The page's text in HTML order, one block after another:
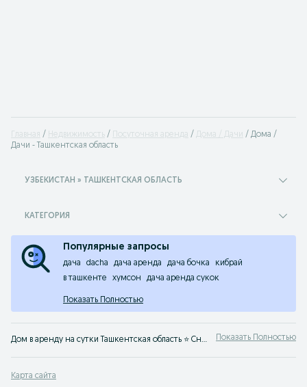
Главная Недвижимость Посуточная аренда Дома / Дачи
Дома /
Дачи - Ташкентская область
УЗБЕКИСТАН » ТАШКЕНТСКАЯ ОБЛАСТЬ
КАТЕГОРИЯ
Популярные запросы
дача dacha дача аренда дача бочка
кибрай
в ташкенте
хумсон дача аренда сукок
Показать Полностью
Дом в аренду на сутки Ташкентская область ⭐ Снять дачу на выходные недорого ✅ Выбор домов и дач на сутки без посредников на OLX Ташкентская область! Показать Полностью
Карта сайта